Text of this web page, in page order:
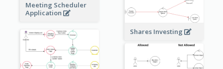
Meeting Scheduler
Application
Shares Investing